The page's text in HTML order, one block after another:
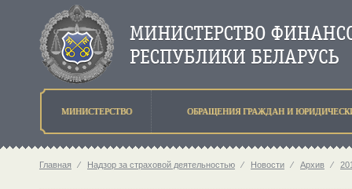
МИНИСТЕРСТВО ОБРАЩЕНИЯ ГРАЖДАН И
Главная ⁄ Надзор за страховой деятельностью ⁄ Новости ⁄ Архив ⁄